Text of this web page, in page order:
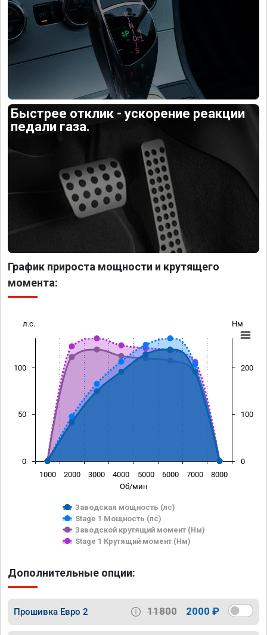
Быстрее отклик - ускорение реакции
педали газа.
График прироста мощности и крутящего
момента:
Об/мин
л.с. Нм
Заводская мощность (лс)
Stage 1 Мощность (лс)
Заводской крутящий момент (Нм)
Stage 1 Крутящий момент (Нм)
1000 2000 3000 4000 5000 6000 7000 8000
0
50
100
0
100
200
Дополнительные опции:
Прошивка Евро 2 11800 2000 ₽